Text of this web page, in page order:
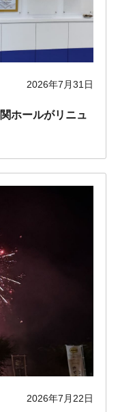
2026年7月31日
ホールがリニュ
2026年7月22日